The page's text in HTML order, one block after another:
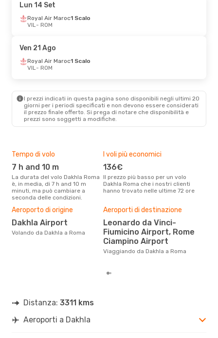
Lun 14 Set
Royal Air Maroc1 Scalo
VIL- ROM
Ven 21 Ago
Royal Air Maroc1 Scalo
VIL- ROM
I prezzi indicati in questa pagina sono disponibili negli ultimi 20
giorni per i periodi specificati e non devono essere considerati
il ​​prezzo finale offerto. Si prega di notare che disponibilità e
prezzi sono soggetti a modifiche.
Tempo di volo
7 h and 10 m
La durata del volo Dakhla Roma
è, in media, di 7 h and 10 m
minuti, ma può cambiare a
seconda delle condizioni.
I voli più economici
136€
Il prezzo più basso per un volo
Dakhla Roma che i nostri clienti
hanno trovato nelle ultime 72 ore
Aeroporto di origine
Dakhla Airport
Volando da Dakhla a Roma
Aeroporti di destinazione
Leonardo da Vinci-
Fiumicino Airport, Rome
Ciampino Airport
Viaggiando da Dakhla a Roma
Distanza: 3311 kms
Aeroporti a Dakhla